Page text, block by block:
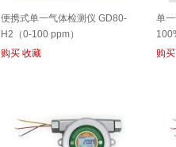
便携式单一气体检测仪 GD80-
H2（0-100 ppm）
购买 收藏
单
购买